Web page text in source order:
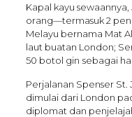
Kapal kayu sewaannya,
orang—termasuk 2
Melayu bernama Mat
laut buatan London;
50 botol gin sebagai
Perjalanan Spenser St.
dimulai dari London
diplomat dan